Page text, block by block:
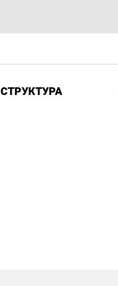
СТРУКТУРА